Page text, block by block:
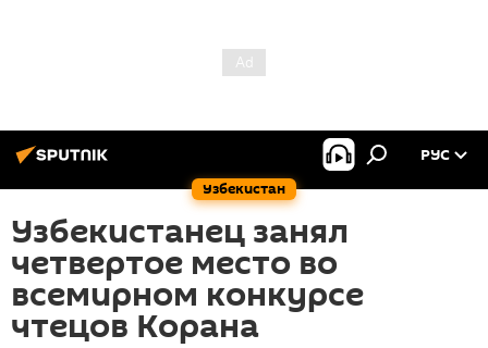
Узбекистан
РУС
Узбекистанец занял
четвертое место во
всемирном конкурсе
чтецов Корана